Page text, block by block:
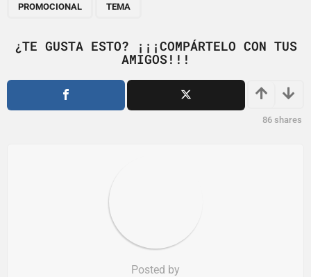
i
o
PROMOCIONAL TEMA
¿TE GUSTA ESTO? ¡¡¡COMPÁRTELO CON TUS
AMIGOS!!!
86 shares
Posted by